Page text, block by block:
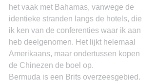
het vaak met Bahamas, vanwege de
identieke stranden langs de hotels, die
ik ken van de conferenties waar ik aan
heb deelgenomen. Het lijkt helemaal
Amerikaans, maar ondertussen kopen
de Chinezen de boel op.
Bermuda is een Brits overzeesgebied.